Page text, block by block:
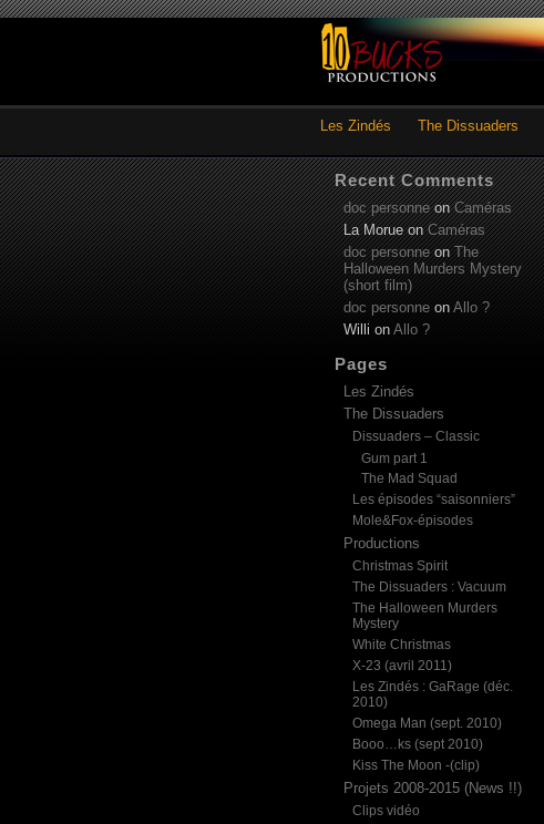
Les Zindés The Dissuaders
Recent Comments
doc personneonCaméras
La MorueonCaméras
doc personneonThe
Halloween Murders Mystery
(short film)
doc personne on Allo ?
Willi on Allo ?
Pages
Les Zindés
The Dissuaders
Dissuaders – Classic
Gum part 1
The Mad Squad
Les épisodes “saisonniers”
Mole&Fox-épisodes
Productions
Christmas Spirit
The Dissuaders : Vacuum
The Halloween Murders
Mystery
White Christmas
X-23 (avril 2011)
Les Zindés : GaRage (déc.
2010)
Omega Man (sept. 2010)
Booo…ks (sept 2010)
Kiss The Moon -(clip)
Projets 2008-2015 (News !!)
Clips vidéo